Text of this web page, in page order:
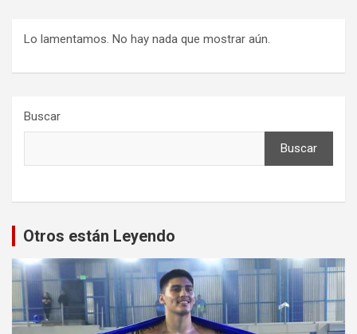
Lo lamentamos. No hay nada que mostrar aún.
Buscar
Buscar
Otros están Leyendo